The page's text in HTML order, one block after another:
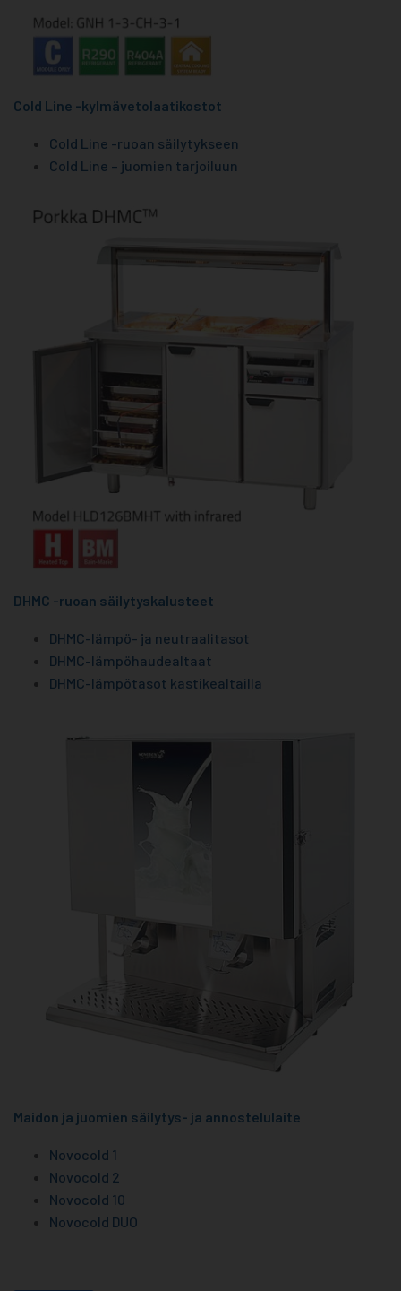
Cold Line -kylmävetolaatikostot
Cold Line -ruoan säilytykseen
Cold Line – juomien tarjoiluun
DHMC -ruoan säilytyskalusteet
DHMC-lämpö- ja neutraalitasot
DHMC-lämpöhaudealtaat
DHMC-lämpötasot kastikealtailla
Maidon ja juomien säilytys- ja annostelulaite
Novocold 1
Novocold 2
Novocold 10
Novocold DUO